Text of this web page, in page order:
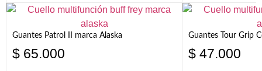
Guantes Patrol II marca Alaska
$ 65.000
Guantes Tour Grip
$ 47.000